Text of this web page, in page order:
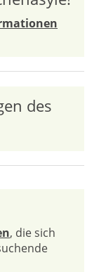
des
, die sich